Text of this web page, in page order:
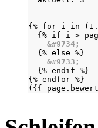
---
{% for i in
{% if i >
&#9734;
  {% else %}
&#9733;
  {% endif %}
{% endfor %}
({{